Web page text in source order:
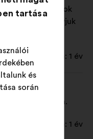
adatok
hívjuk
Időtartam: 1 év
süti rögzíti a
kapcsolatban.
Időtartam: 1 év
tartása
és
során